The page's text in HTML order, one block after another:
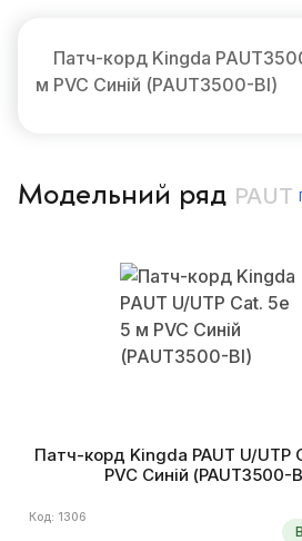
Патч-корд Kingda
м PVC Синій (PAUT3500-Bl)
Модельний ряд PAUT
Патч-корд Kingda PAUT U/UTP
PVC Синій (PAUT3500-
Код: 1306